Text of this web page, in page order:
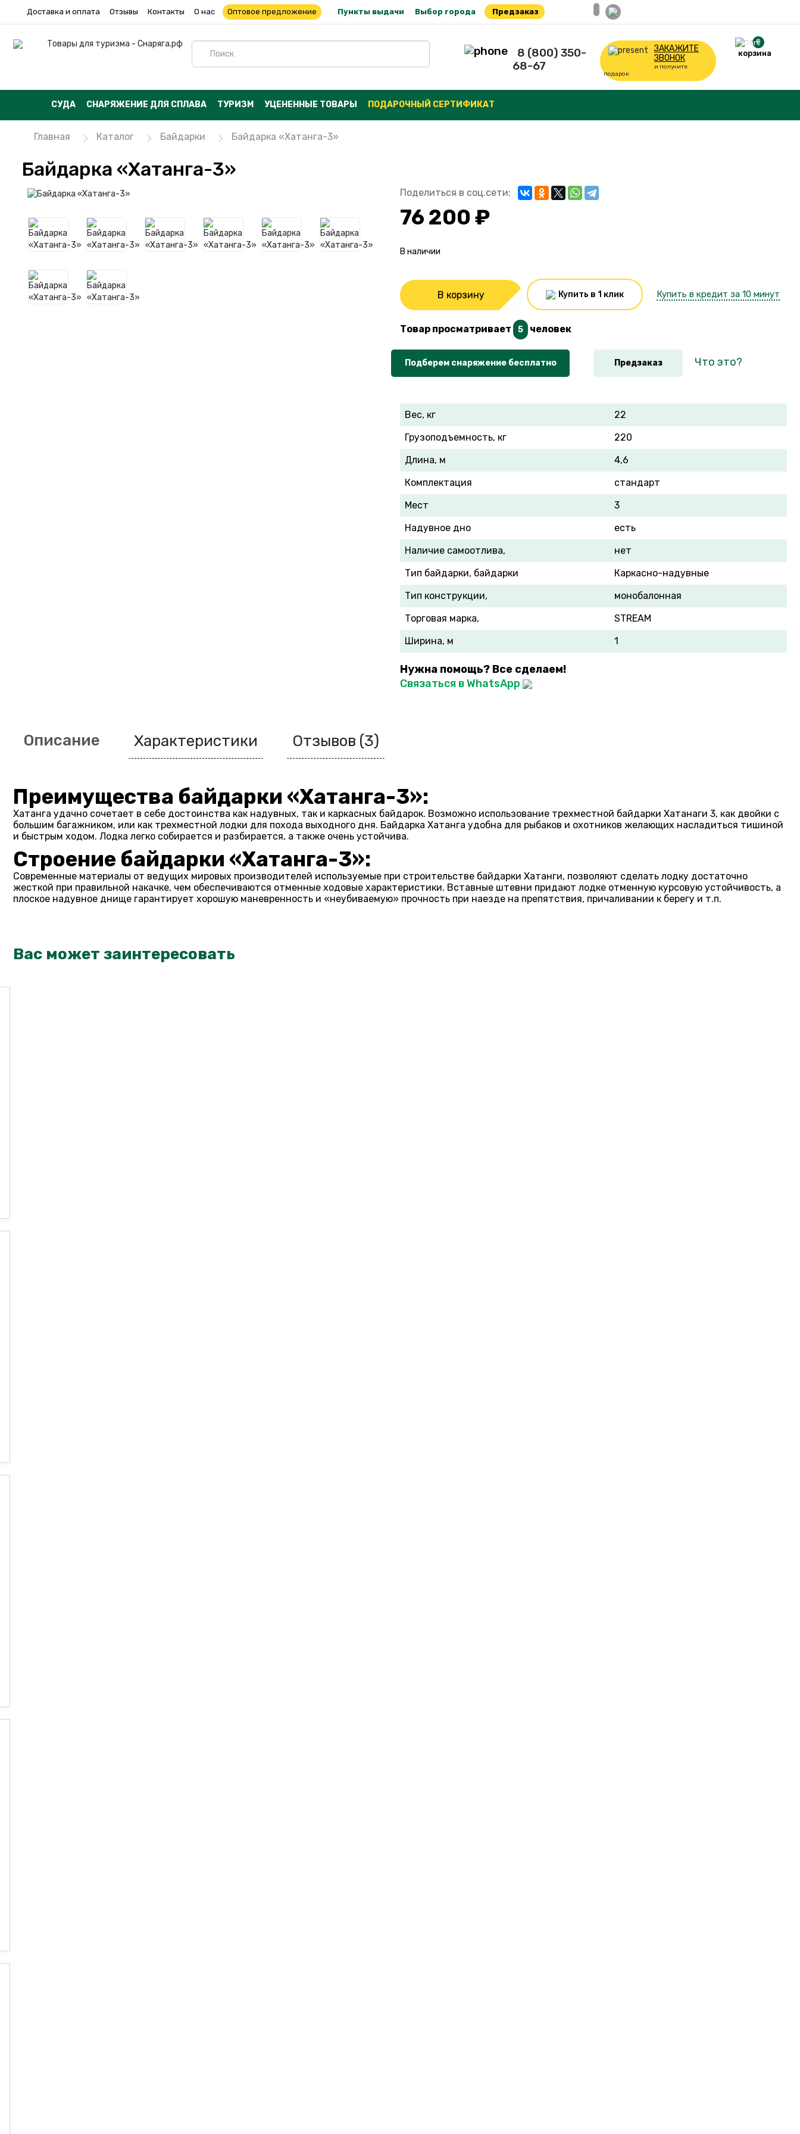
Доставка и оплата Отзывы Контакты О нас Оптовое предложение Пункты выдачи Выбор города Предзаказ
8 (800) 350-
68-67
ЗАКАЖИТЕ
ЗВОНОК
и получите
подарок
0
корзина
СУДА СНАРЯЖЕНИЕ ДЛЯ СПЛАВА ТУРИЗМ УЦЕНЕННЫЕ ТОВАРЫ ПОДАРОЧНЫЙ СЕРТИФИКАТ
Главная Каталог Байдарки Байдарка «Хатанга-3»
Байдарка «Хатанга-3»
Поделиться в соц.сети:
76 200 ₽
В наличии
В корзину Купить в 1 клик Купить в кредит за 10 минут
Товар просматривает 5 человек
Подберем снаряжение бесплатно Предзаказ Что это?
Вес, кг
22
Грузоподъемность, кг
220
Длина, м
4,6
Комплектация
стандарт
Мест
3
Надувное дно
есть
Наличие самоотлива,
нет
Тип байдарки, байдарки
Каркасно-надувные
Тип конструкции,
монобалонная
Торговая марка,
STREAM
Ширина, м
1
Нужна помощь? Все сделаем!
Связаться в WhatsApp
Описание Характеристики Отзывов (3)
Преимущества байдарки «Хатанга-3»:
Хатанга удачно сочетает в себе достоинства как надувных, так и каркасных байдарок. Возможно использование трехместной байдарки Хатанаги 3, как двойки с
большим багажником, или как трехместной лодки для похода выходного дня. Байдарка Хатанга удобна для рыбаков и охотников желающих насладиться тишиной
и быстрым ходом. Лодка легко собирается и разбирается, а также очень устойчива.
Строение байдарки «Хатанга-3»:
Современные материалы от ведущих мировых производителей используемые при строительстве байдарки Хатанги, позволяют сделать лодку достаточно
жесткой при правильной накачке, чем обеспечиваются отменные ходовые характеристики. Вставные штевни придают лодке отменную курсовую устойчивость, а
плоское надувное днище гарантирует хорошую маневренность и «неубиваемую» прочность при наезде на препятствия, причаливании к берегу и т.п.
Вас может заинтересовать